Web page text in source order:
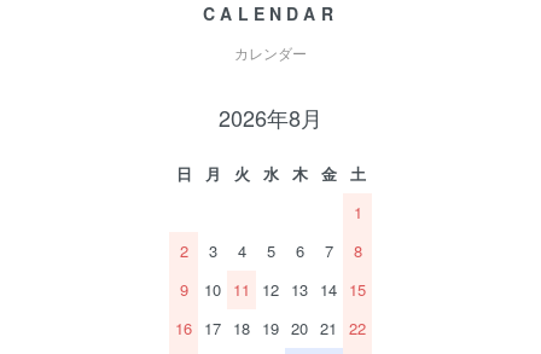
CALENDAR
カレンダー
2026年8月
日 月 火 水 木 金
土
1
2
3 4 5 6 7
8
9
10 11 12 13 14 15
16 17 18 19 20 21
22